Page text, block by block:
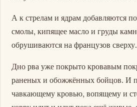
А к стрелам и ядрам добавляются
смолы, кипящее масло и груды
обрушиваются на французов сверху.
Дно рва уже покрыто кровавым
раненых и обожжённых бойцов. И
чавкающему кровью, вопящему и